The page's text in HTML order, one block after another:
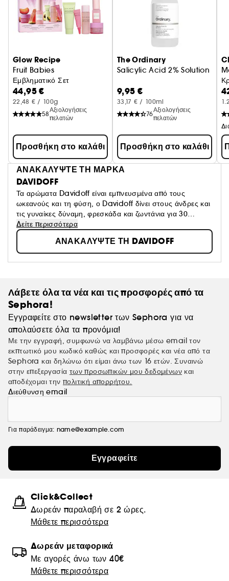
Glow Recipe
Fruit Babies
Εμβληματικό Σετ
44,95 €
22,48 € / 100g
58
Αξιολογήσεις
πελατών
Προσθήκη στο καλάθι
The Ordinary
Salicylic Acid 2% Solution
9,95 €
33,17 € / 100ml
76
Αξιολογήσεις
πελατών
Προσθήκη στο καλάθι
ΑΝΑΚΑΛΥΨΤΕ ΤΗ ΜΑΡΚΑ
DAVIDOFF
Τα αρώματα Davidoff είναι εμπνευσμένα από τους
ωκεανούς και τη φύση, ο Davidoff δίνει στους άνδρες και
τις γυναίκες δύναμη, φρεσκάδα και ζωντάνια για 30
χρόνια.Εξερευνήσαμε τη γη αναζητώντας σπάνια και
ισχυρά συστατικά, δημιουργώντας μοναδικά μείγματα που
ενισχύουν την εσωτερική φύση σας, από το θρυλικό Cool
Water στα πιο εικονικά αρώματα.
Δείτε περισσότερα
ΑΝΑΚΑΛΥΨΤΕ ΤΗ DAVIDOFF
Λάβετε όλα τα νέα και τις προσφορές από τα
Sephora!
Εγγραφείτε στο newsletter των Sephora για να
απολαύσετε όλα τα προνόμια!
Με την εγγραφή, συμφωνώ να λαμβάνω μέσω email τον
εκπτωτικό μου κωδικό καθώς και προσφορές και νέα από τα
Sephora και δηλώνω ότι είμαι άνω των 16 ετών. Συναινώ
στην επεξεργασία των προσωπικών μου δεδομένων και
αποδέχομαι την πολιτική απορρήτου.
Διεύθυνση email
Για παράδειγμα: name@example.com
Εγγραφείτε
Click&Collect
Δωρεάν παραλαβή σε 2 ώρες.
Μάθετε περισσότερα
Δωρεάν μεταφορικά
Με αγορές άνω των 40€
Μάθετε περισσότερα